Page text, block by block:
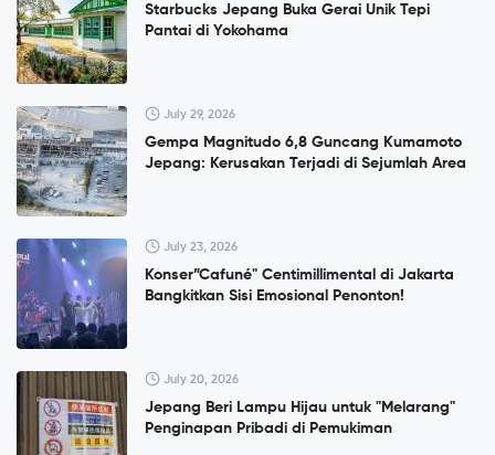
Starbucks Jepang Buka Gerai Unik Tepi
Pantai di Yokohama
July 29, 2026
Gempa Magnitudo 6,8 Guncang Kumamoto
Jepang: Kerusakan Terjadi di Sejumlah Area
July 23, 2026
Konser”Cafuné" Centimillimental di Jakarta
Bangkitkan Sisi Emosional Penonton!
July 20, 2026
Jepang Beri Lampu Hijau untuk "Melarang"
Penginapan Pribadi di Pemukiman